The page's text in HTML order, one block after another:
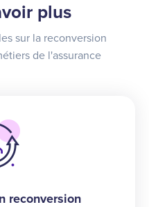
plus
sur la reconversion
de l'assurance
reconversion